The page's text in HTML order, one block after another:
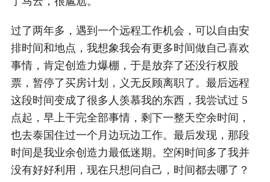
过了两年多，遇到一个远程工作机会，可以自由安
排时间和地点，我想象我会有更多时间做自己喜欢
事情，肯定创造力爆棚，于是放弃了还没行权股
票，暂停了买房计划，义无反顾离职了。最后远程
这段时间变成了很多人羡慕我的东西，我尝试过 5
点起，早上干完全部事情，剩下一整天空余时间，
也去泰国住过一个月边玩边工作。最后发现，那段
时间是我业余创造力最低迷期。空闲时间多了我并
没有好好利用，现在只想问自己，时间都去哪了？